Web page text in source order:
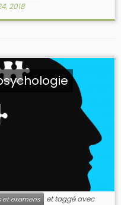
2018
et examens et taggé avec